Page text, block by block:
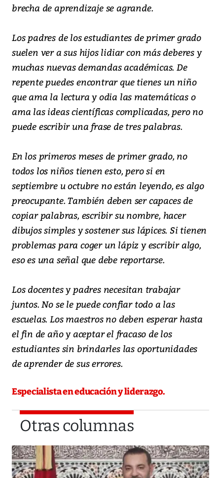
brecha de aprendizaje se agrande.
Los padres de los estudiantes de primer grado
suelen ver a sus hijos lidiar con más deberes y
muchas nuevas demandas académicas. De
repente puedes encontrar que tienes un niño
que ama la lectura y odia las matemáticas o
ama las ideas científicas complicadas, pero no
puede escribir una frase de tres palabras.
En los primeros meses de primer grado, no
todos los niños tienen esto, pero si en
septiembre u octubre no están leyendo, es algo
preocupante. También deben ser capaces de
copiar palabras, escribir su nombre, hacer
dibujos simples y sostener sus lápices. Si tienen
problemas para coger un lápiz y escribir algo,
eso es una señal que debe reportarse.
Los docentes y padres necesitan trabajar
juntos. No se le puede confiar todo a las
escuelas. Los maestros no deben esperar hasta
el fin de año y aceptar el fracaso de los
estudiantes sin brindarles las oportunidades
de aprender de sus errores.
Especialista en educación y liderazgo.
Otras columnas